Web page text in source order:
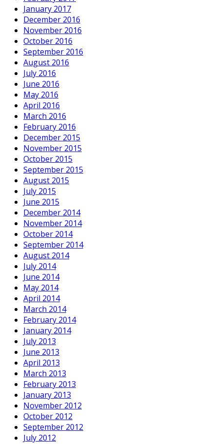
January 2017
December 2016
November 2016
October 2016
September 2016
August 2016
July 2016
June 2016
May 2016
April 2016
March 2016
February 2016
December 2015
November 2015
October 2015
September 2015
August 2015
July 2015
June 2015
December 2014
November 2014
October 2014
September 2014
August 2014
July 2014
June 2014
May 2014
April 2014
March 2014
February 2014
January 2014
July 2013
June 2013
April 2013
March 2013
February 2013
January 2013
November 2012
October 2012
September 2012
July 2012